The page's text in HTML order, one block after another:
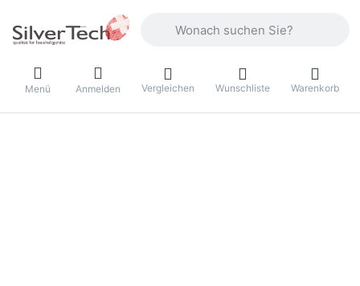
Menü Anmelden Vergleichen Wunschliste Warenkorb